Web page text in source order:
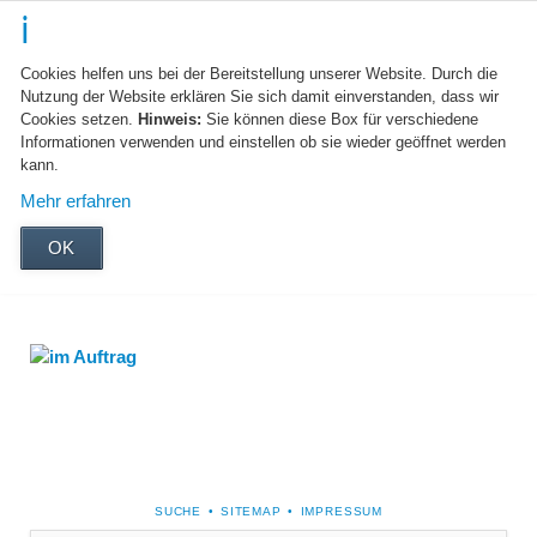
Cookies helfen uns bei der Bereitstellung unserer Website. Durch die
Nutzung der Website erklären Sie sich damit einverstanden, dass wir
Cookies setzen. Hinweis: Sie können diese Box für verschiedene
Informationen verwenden und einstellen ob sie wieder geöffnet werden
kann.
Mehr erfahren
OK
NAVIGATION
ÜBERSPRINGEN
SUCHE SITEMAP IMPRESSUM